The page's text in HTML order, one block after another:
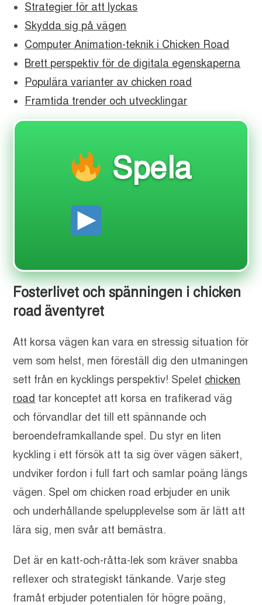
Strategier för att lyckas
Skydda sig på vägen
Computer Animation-teknik i Chicken Road
Brett perspektiv för de digitala egenskaperna
Populära varianter av chicken road
Framtida trender och utvecklingar
Spela
Fosterlivet och spänningen i chicken
road äventyret
Att korsa vägen kan vara en stressig situation för
vem som helst, men föreställ dig den utmaningen
sett från en kycklings perspektiv! Spelet chicken
road tar konceptet att korsa en trafikerad väg
och förvandlar det till ett spännande och
beroendeframkallande spel. Du styr en liten
kyckling i ett försök att ta sig över vägen säkert,
undviker fordon i full fart och samlar poäng längs
vägen. Spel om chicken road erbjuder en unik
och underhållande spelupplevelse som är lätt att
lära sig, men svår att bemästra.
Det är en katt-och-råtta-lek som kräver snabba
reflexer och strategiskt tänkande. Varje steg
framåt erbjuder potentialen för högre poäng,